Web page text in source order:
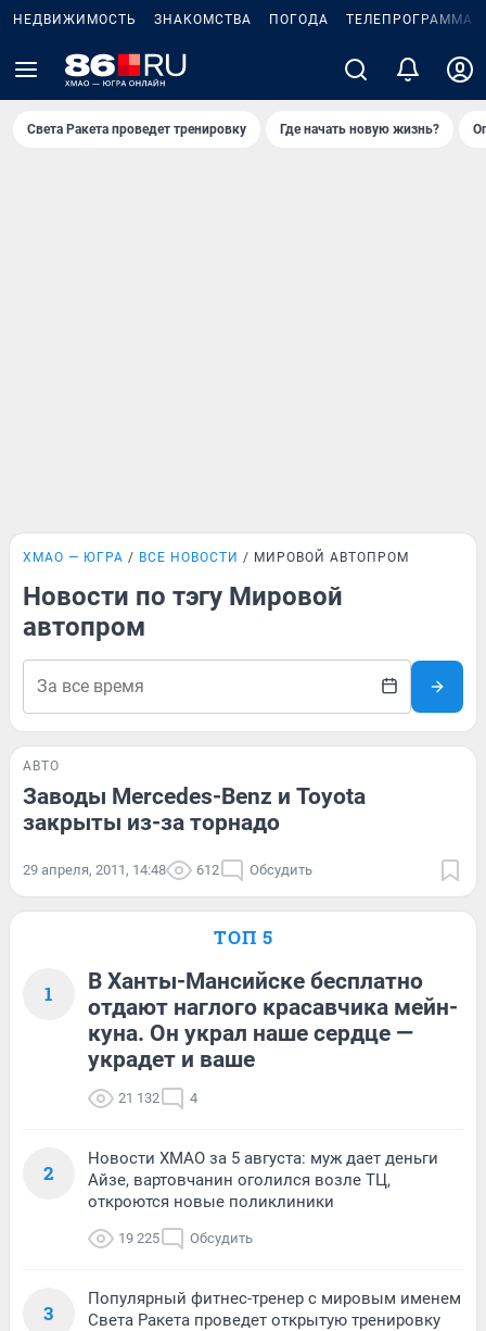
НЕДВИЖИМОСТЬ ЗНАКОМСТВА ПОГОДА ТЕЛЕПРОГРАММА
Света Ракета проведет тренировку Где начать новую жизнь?
ХМАО — ЮГРА ВСЕ НОВОСТИ МИРОВОЙ АВТОПРОМ
Новости по тэгу Мировой
автопром
АВТО
Заводы Mercedes-Benz и Toyota
закрыты из-за торнадо
29 апреля, 2011, 14:48 612 Обсудить
ТОП 5
1
В Ханты-Мансийске бесплатно
отдают наглого красавчика мейн-
куна. Он украл наше сердце —
украдет и ваше
21 132 4
2
Новости ХМАО за 5 августа: муж дает деньги
Айзе, вартовчанин оголился возле ТЦ,
откроются новые поликлиники
19 225 Обсудить
3
Популярный фитнес-тренер с мировым именем
Света Ракета проведет открытую тренировку